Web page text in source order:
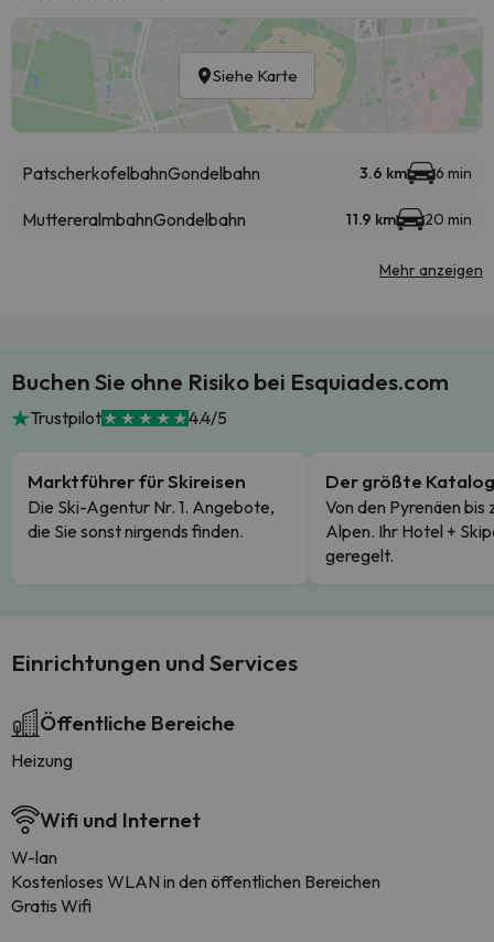
Siehe Karte
PatscherkofelbahnGondelbahn 3.6 km 6 min
MuttereralmbahnGondelbahn 11.9 km 20 min
Mehr anzeigen
Buchen Sie ohne Risiko bei Esquiades.com
Trustpilot 4.4/5
Marktführer für Skireisen
Die Ski-Agentur Nr. 1. Angebote,
die Sie sonst nirgends finden.
Der größte Katalog
Von den Pyrenäen bis
Alpen. Ihr Hotel +
geregelt.
Einrichtungen und Services
Öffentliche Bereiche
Heizung
Wifi und Internet
W-lan
Kostenloses WLAN in den öffentlichen Bereichen
Gratis Wifi